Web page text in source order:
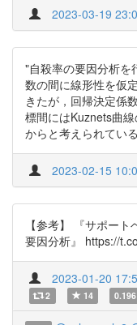
2023-03-19
"自殺率の要因分析を
数の間に線形性を仮
きたが，回帰決定係
標間にはKuznets曲
からと考えられてい
2023-02-15
【参考】 『サポー
要因分析』 https://
2023-01-20
2 14 0.196